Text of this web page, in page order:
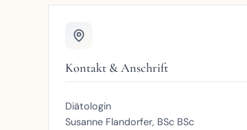
Kontakt & Anschrift
Diätologin
Susanne Flandorfer, BSc BSc